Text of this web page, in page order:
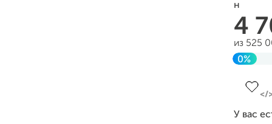
4
из 525
0%
У вас